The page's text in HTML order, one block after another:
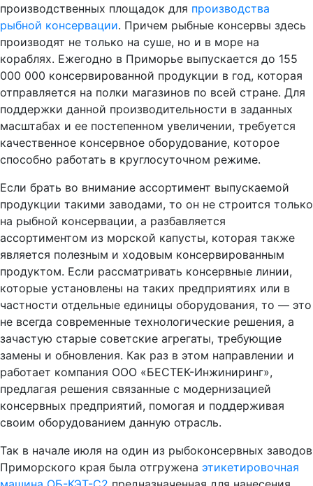
производственных площадок для производства
рыбной консервации. Причем рыбные консервы здесь
производят не только на суше, но и в море на
кораблях. Ежегодно в Приморье выпускается до 155
000 000 консервированной продукции в год, которая
отправляется на полки магазинов по всей стране. Для
поддержки данной производительности в заданных
масштабах и ее постепенном увеличении, требуется
качественное консервное оборудование, которое
способно работать в круглосуточном режиме.
Если брать во внимание ассортимент выпускаемой
продукции такими заводами, то он не строится только
на рыбной консервации, а разбавляется
ассортиментом из морской капусты, которая также
является полезным и ходовым консервированным
продуктом. Если рассматривать консервные линии,
которые установлены на таких предприятиях или в
частности отдельные единицы оборудования, то — это
не всегда современные технологические решения, а
зачастую старые советские агрегаты, требующие
замены и обновления. Как раз в этом направлении и
работает компания ООО «БЕСТЕК-Инжиниринг»,
предлагая решения связанные с модернизацией
консервных предприятий, помогая и поддерживая
своим оборудованием данную отрасль.
Так в начале июля на один из рыбоконсервных заводов
Приморского края была отгружена этикетировочная